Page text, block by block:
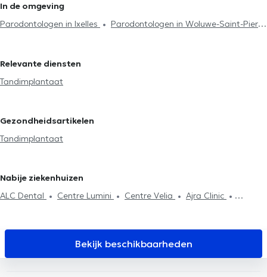
In de omgeving
Parodontologen in Ixelles
Parodontologen in Woluwe-Saint-Pierre
Relevante diensten
Tandimplantaat
Gezondheidsartikelen
Tandimplantaat
Nabije ziekenhuizen
ALC Dental
Centre Lumini Centre Velia
Ajra Clinic
Centre Médical Edith Cavell
Building Smiles
dentaire Dziubek
Centre Médical Rond Point
Centre Odeis
Bekijk beschikbaarheden